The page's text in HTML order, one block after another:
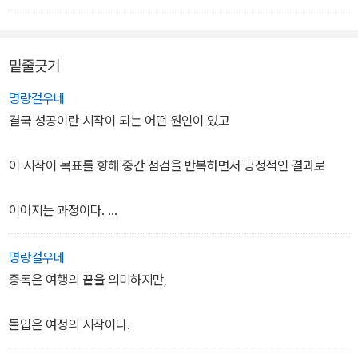
에서 알고리즘은 신기할 만큼 내가 관심 있는 숏츠만을 선별해서 보
적인 요소까지 더해지면 한두 개만 보고 끄려던 마음은 어느새 사라
지고 몇 시간이 훌쩍 지나버리고 만다. 이런 문화적·기술적 환경에 따
라 변하는 상황을 단지 중독이라고 정의하고 과거의 기준과 치료법에
지털 문화의 특징을 알아내고 이것의 장단점을 파악해 올바르게 사용
도보다 몇 십 배나 빠르게 흘러가는 문화적 현상을 극복할 수 있는 방
안이 될 것으로 생각한다.
밑줄긋기
명랑걸우네
결국 성공이란 시작이 되는 어떤 원인이 있고
이 시작이 목표를 향해 중간 점검을 반복하면서 긍정적인 결과로
이어지는 과정이다.
그렇다면 실패란 무엇일까?
완전히 다른 방향으로 가는 것일까?
명랑걸우네
중독은 여행의 끝을 의미하지만,
몰입은 여정의 시작이다.